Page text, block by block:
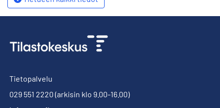
Tietopalvelu
029 551 2220 (arkisin klo 9.00-16.00)